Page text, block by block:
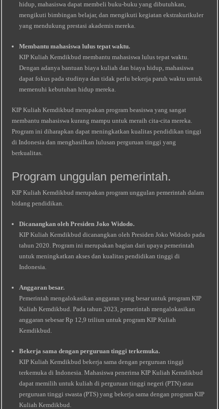
hidup, mahasiswa dapat membeli buku-buku yang dibutuhkan,
mengikuti bimbingan belajar, dan mengikuti kegiatan ekstrakurikuler
yang mendukung prestasi akademis mereka.
Membantu mahasiswa lulus tepat waktu.
KIP Kuliah Kemdikbud membantu mahasiswa lulus tepat waktu.
Dengan adanya bantuan biaya kuliah dan biaya hidup, mahasiswa
dapat fokus pada studinya dan tidak perlu bekerja paruh waktu untuk
memenuhi kebutuhan hidup mereka.
KIP Kuliah Kemdikbud merupakan program beasiswa yang sangat
membantu mahasiswa kurang mampu untuk meraih cita-cita mereka.
Program ini diharapkan dapat meningkatkan kualitas pendidikan tinggi
di Indonesia dan menghasilkan lulusan perguruan tinggi yang
berkualitas.
Program unggulan pemerintah.
KIP Kuliah Kemdikbud merupakan program unggulan pemerintah dalam
bidang pendidikan.
Dicanangkan oleh Presiden Joko Widodo.
KIP Kuliah Kemdikbud dicanangkan oleh Presiden Joko Widodo pada
tahun 2020. Program ini merupakan bagian dari upaya pemerintah
untuk meningkatkan akses dan kualitas pendidikan tinggi di
Indonesia.
Anggaran besar.
Pemerintah mengalokasikan anggaran yang besar untuk program KIP
Kuliah Kemdikbud. Pada tahun 2023, pemerintah mengalokasikan
anggaran sebesar Rp 12,9 triliun untuk program KIP Kuliah
Kemdikbud.
Bekerja sama dengan perguruan tinggi terkemuka.
KIP Kuliah Kemdikbud bekerja sama dengan perguruan tinggi
terkemuka di Indonesia. Mahasiswa penerima KIP Kuliah Kemdikbud
dapat memilih untuk kuliah di perguruan tinggi negeri (PTN) atau
perguruan tinggi swasta (PTS) yang bekerja sama dengan program KIP
Kuliah Kemdikbud.